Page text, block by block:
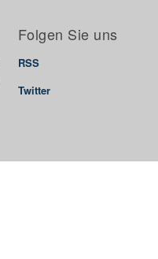
Folgen Sie uns
RSS
Twitter